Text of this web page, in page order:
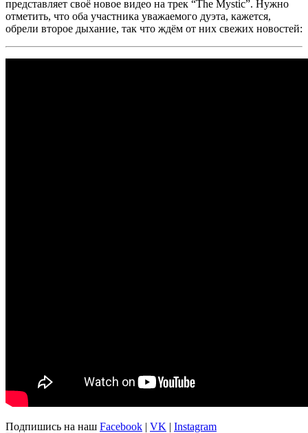
представляет своё новое видео на трек “The Mystic”. Нужно
отметить, что оба участника уважаемого дуэта, кажется,
обрели второе дыхание, так что ждём от них свежих новостей:
Подпишись на наш Facebook | VK | Instagram